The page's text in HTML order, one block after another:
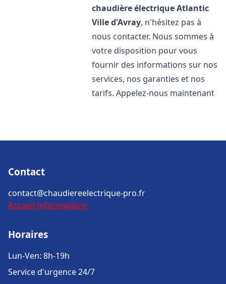
chaudière électrique Atlantic
Ville d'Avray, n'hésitez pas à
nous contacter. Nous sommes à
votre disposition pour vous
fournir des informations sur nos
services, nos garanties et nos
tarifs. Appelez-nous maintenant
Contact
contact@chaudiereelectrique-pro.fr
Accueil Informations
Horaires
Lun-Ven: 8h-19h
Service d'urgence 24/7